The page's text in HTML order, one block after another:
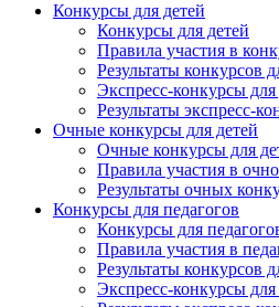
Конкурсы для детей
Конкурсы для детей
Правила участия в
Результаты конкурсов
Экспресс-конкурсы для
Результаты экспресс-
Очные конкурсы для детей
Очные конкурсы для
Правила участия в
Результаты очных
Конкурсы для педагогов
Конкурсы для
Правила участия в
Результаты конкурсов
Экспресс-конкурсы для